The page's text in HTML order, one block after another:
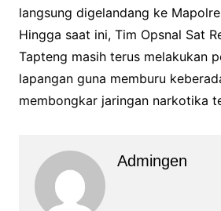
langsung digelandang ke
Hingga saat ini, Tim Opsnal Sat
Tapteng masih terus melakukan
lapangan guna memburu
membongkar jaringan narkotika
Admingen